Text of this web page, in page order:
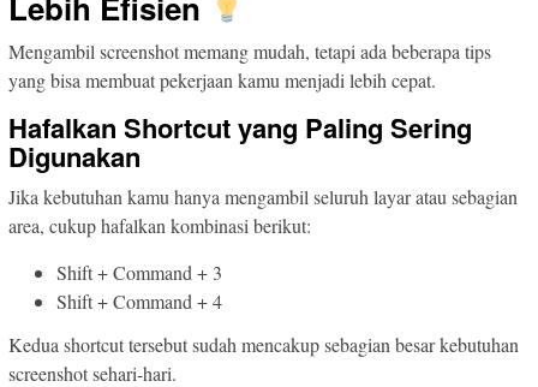
Mengambil screenshot memang mudah, tetapi ada beberapa tips
yang bisa membuat pekerjaan kamu menjadi lebih cepat.
Hafalkan Shortcut yang Paling Sering
Digunakan
Jika kebutuhan kamu hanya mengambil seluruh layar atau sebagian
area, cukup hafalkan kombinasi berikut:
Shift + Command + 3
Shift + Command + 4
Kedua shortcut tersebut sudah mencakup sebagian besar kebutuhan
screenshot sehari-hari.